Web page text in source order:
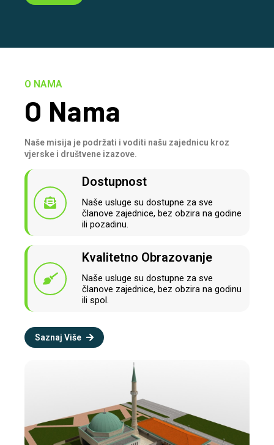
O NAMA
O Nama
Naše misija je podržati i voditi našu zajednicu kroz
vjerske i društvene izazove.
Dostupnost
Naše usluge su dostupne za sve
članove zajednice, bez obzira na godine
ili pozadinu.
Kvalitetno Obrazovanje
Naše usluge su dostupne za sve
članove zajednice, bez obzira na godinu
ili spol.
Saznaj Više